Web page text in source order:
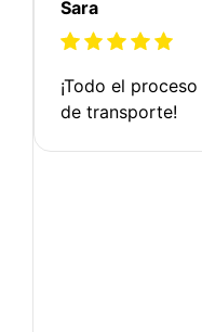
Sara
¡Todo el
de transporte!